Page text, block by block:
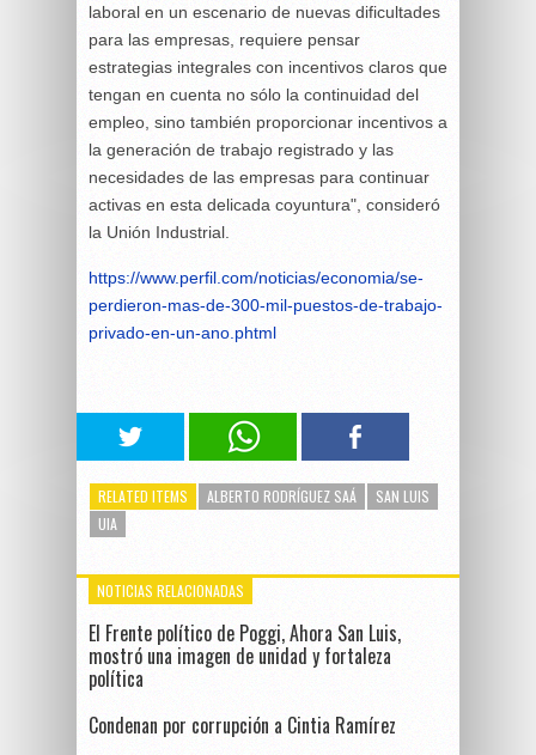
laboral en un escenario de nuevas dificultades
para las empresas, requiere pensar
estrategias integrales con incentivos claros que
tengan en cuenta no sólo la continuidad del
empleo, sino también proporcionar incentivos a
la generación de trabajo registrado y las
necesidades de las empresas para continuar
activas en esta delicada coyuntura", consideró
la Unión Industrial.
https://www.perfil.com/noticias/economia/se-
perdieron-mas-de-300-mil-puestos-de-trabajo-
privado-en-un-ano.phtml
RELATED ITEMS ALBERTO RODRÍGUEZ SAÁ
SAN LUIS
UIA
NOTICIAS RELACIONADAS
El Frente político de Poggi, Ahora San Luis,
mostró una imagen de unidad y fortaleza
política
Condenan por corrupción a Cintia Ramírez